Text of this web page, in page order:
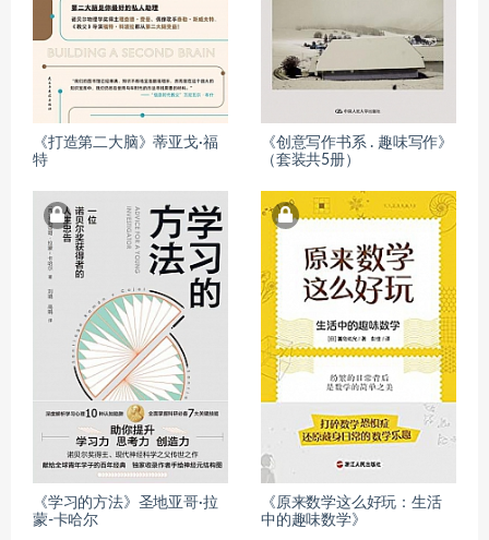
《打造第二大脑》蒂亚戈·福
特
《创意写作书系 . 趣味写作》
（套装共5册）
《学习的方法》圣地亚哥·拉
蒙-卡哈尔
《原来数学这么好玩：生活
中的趣味数学》